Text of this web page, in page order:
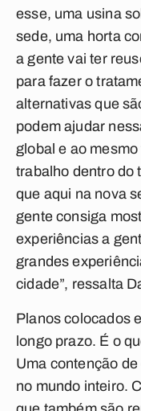
esse, uma usina
sede, uma horta
a gente vai ter
para fazer o
alternativas que
podem ajudar
global e ao
trabalho dentro do
que aqui na nova
gente consiga
experiências a
grandes
cidade”, ressalta
Planos colocados
longo prazo. É o
Uma contenção
no mundo inteiro.